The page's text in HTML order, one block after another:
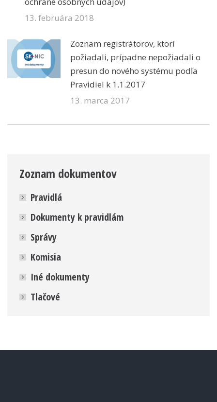
13. februára 2018
Zoznam registrátorov, ktorí
požiadali, prípadne nepožiadali o
presun do nového systému podľa
Pravidiel k 1.1.2017
13. marca 2017
Zoznam dokumentov
Pravidlá
Dokumenty k pravidlám
Správy
Komisia
Iné dokumenty
Tlačové